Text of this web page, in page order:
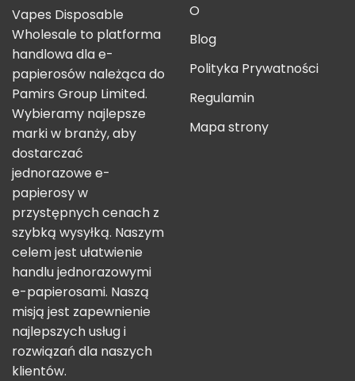
Vapes Disposable
Wholesale to platforma
handlowa dla e-
papierosów należąca do
Pamirs Group Limited.
Wybieramy najlepsze
marki w branży, aby
dostarczać
jednorazowe e-
papierosy w
przystępnych cenach z
szybką wysyłką. Naszym
celem jest ułatwienie
handlu jednorazowymi
e-papierosami. Naszą
misją jest zapewnienie
najlepszych usług i
rozwiązań dla naszych
klientów.
O
Blog
Polityka Prywatności
Regulamin
Mapa strony